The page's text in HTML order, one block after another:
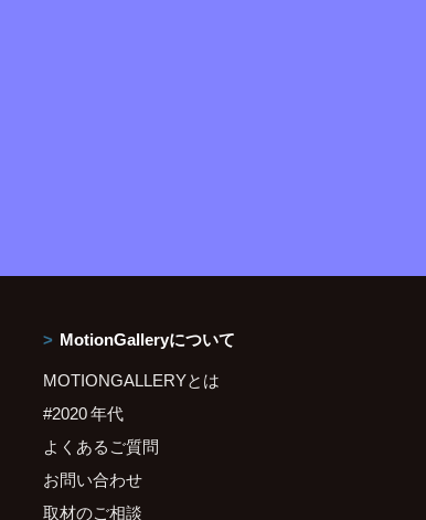
MotionGalleryについて
MOTIONGALLERYとは
#2020 年代
よくあるご質問
お問い合わせ
取材のご相談